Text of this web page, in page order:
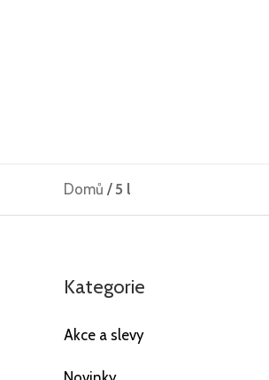
Domů /5 l
Kategorie
Akce a slevy